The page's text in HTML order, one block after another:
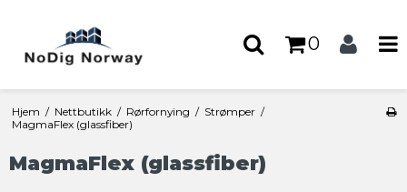
0
Hjem / Nettbutikk / Rørfornying / Strømper /
MagmaFlex (glassfiber)
MagmaFlex (glassfiber)